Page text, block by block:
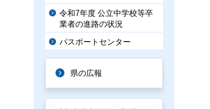
令和7年度 公立中学校等卒
業者の進路の状況
パスポートセンター
県の広報